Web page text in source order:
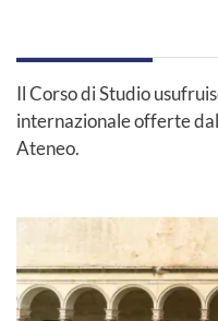
Il Corso di Studio
internazionale offerte
Ateneo.